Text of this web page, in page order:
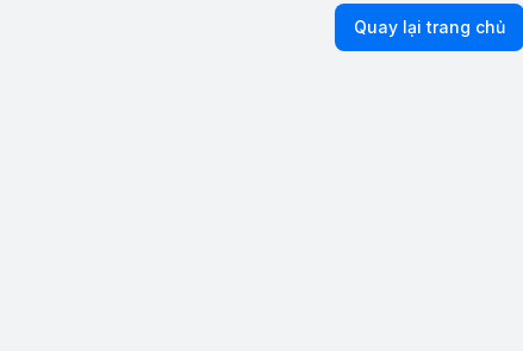
Quay lại trang chủ